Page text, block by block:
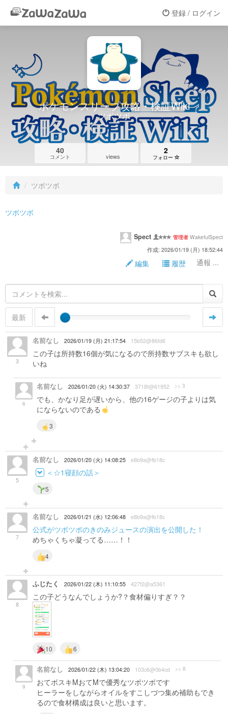
登録 / ログイン
ポケモンスリープ攻略・検証Wiki
ツボツボ
40
コメント views
2
フォロー
ツボツボ
ツボツボ
Spect 管理者 WakefulSpect
作成: 2026/01/19 (月) 18:52:44
編集 履歴 通報 ...
最新
3
名前なし 2026/01/19 (月) 21:17:54 15b52@86fd6
この子は所持数16個が気になるので所持数サブスキも欲し
いね
6
名前なし 2026/01/20 (火) 14:30:37 3718f@61952 >> 3
でも、かなり足が遅いから、他の16ゲージの子よりは気
にならないのである
3
5
名前なし 2026/01/20 (火) 14:08:25 e8b9a@fb18c
＜☆1寝顔の話＞
5
7
名前なし 2026/01/21 (水) 12:06:48 e8b9a@fb18c
公式がツボツボのきのみジュースの演出を公開した！
めちゃくちゃ凝ってる……！！
4
8
ふじたく 2026/01/22 (木) 11:10:55 427f2@a5361
この子どうなんでしょうか?？食材偏りすぎ？？
10 6
9
名前なし 2026/01/22 (木) 13:04:20 103c6@0b4cd >> 8
おてボスキMおてMで優秀なツボツボです
ヒーラーをしながらオイルをすこしづつ集め補助もでき
るので食材構成は良いと思います。